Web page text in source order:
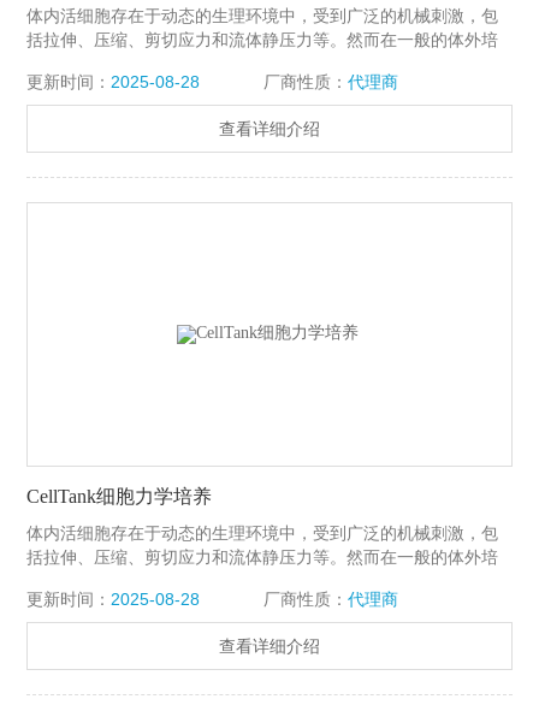
体内活细胞存在于动态的生理环境中，受到广泛的机械刺激，包
括拉伸、压缩、剪切应力和流体静压力等。然而在一般的体外培
CellTank细胞力学刺激仪器，可以提供与体内细胞相似的生理环
境，帮助研究人员分析各种细胞培养应用中的拉伸负荷的生化变
化，包括肌肉、肺、心脏、血管、皮肤等。
更新时间： 2025-08-28 厂商性质： 代理商
查看详细介绍
CellTank细胞力学培养
体内活细胞存在于动态的生理环境中，受到广泛的机械刺激，包
括拉伸、压缩、剪切应力和流体静压力等。然而在一般的体外培
CellTank细胞力学培养，可以提供与体内细胞相似的生理环境，
帮助研究人员分析各种细胞培养应用中的拉伸负荷的生化变化，
包括肌肉、肺、心脏、血管、皮肤等。
更新时间： 2025-08-28 厂商性质： 代理商
查看详细介绍